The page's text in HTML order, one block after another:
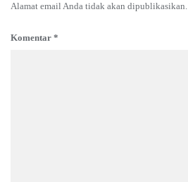
Alamat email Anda tidak akan dipublikasikan.
Komentar *